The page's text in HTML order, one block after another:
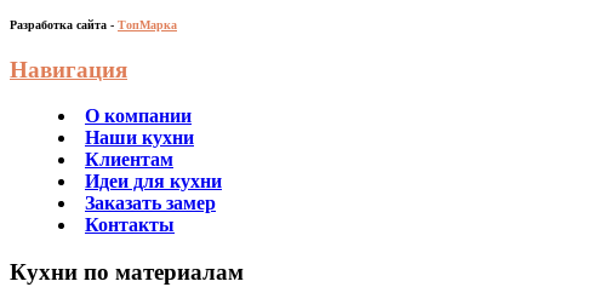
Разработка сайта - ТопМарка
Навигация
О компании
Наши кухни
Клиентам
Идеи для кухни
Заказать замер
Контакты
Кухни по материалам